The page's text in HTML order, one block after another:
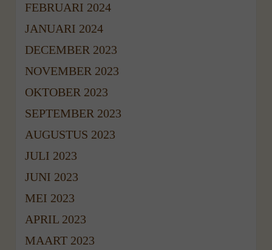
FEBRUARI 2024
JANUARI 2024
DECEMBER 2023
NOVEMBER 2023
OKTOBER 2023
SEPTEMBER 2023
AUGUSTUS 2023
JULI 2023
JUNI 2023
MEI 2023
APRIL 2023
MAART 2023